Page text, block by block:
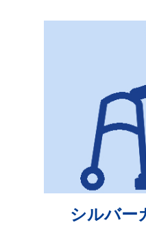
シルバー